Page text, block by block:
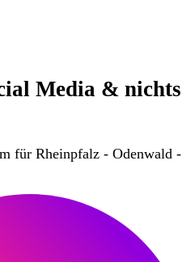
Media & nichts
für Rheinpfalz - Odenwald -